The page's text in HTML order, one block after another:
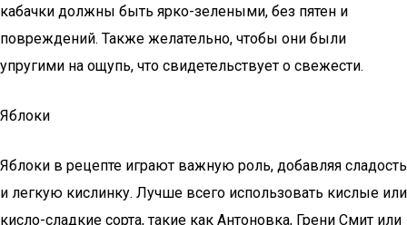
кабачки должны быть ярко-зелеными, без пятен и
повреждений. Также желательно, чтобы они были
упругими на ощупь, что свидетельствует о свежести.
Яблоки
Яблоки в рецепте играют важную роль, добавляя сладость
и легкую кислинку. Лучше всего использовать кислые или
кисло-сладкие сорта, такие как Антоновка, Грени Смит или